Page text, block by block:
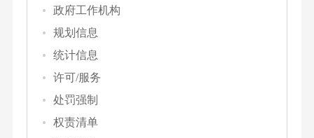
政府工作机构
规划信息
统计信息
许可/服务
处罚强制
权责清单